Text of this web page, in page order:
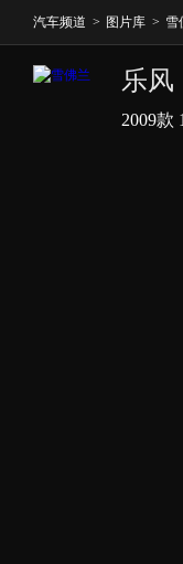
汽车频道 > 图片库 > 雪
乐风
2009款